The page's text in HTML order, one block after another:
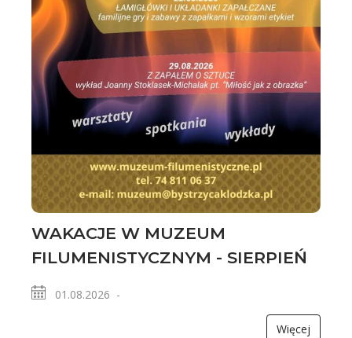
WAKACJE W MUZEUM
FILUMENISTYCZNYM - SIERPIEŃ
01.08.2026 -
Więcej